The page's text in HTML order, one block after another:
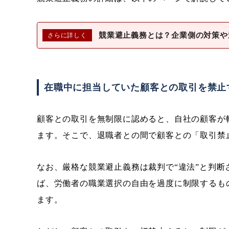
競業避止義務とは？企業側の対策
在職中に担当していた顧客との取引を禁止
顧客との取引を無制限に認めると、自社の顧客
ます。そこで、退職者との間で顧客との「取引
なお、厳格な競業避止義務は裁判で“違法”と判
ば、労働者の職業選択の自由を過度に制限する
ます。